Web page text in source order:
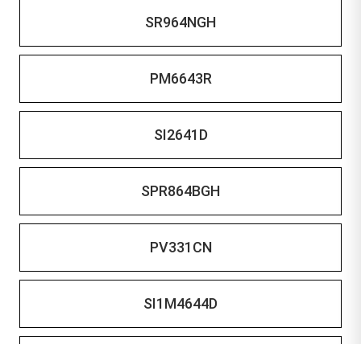
SR964NGH
PM6643R
SI2641D
SPR864BGH
PV331CN
SI1M4644D